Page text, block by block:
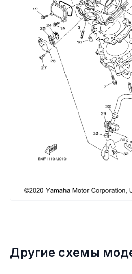
Топливная
Тормозная
Трансмиссия
Управление
Хранение и
Шноркели
Электрика
Другие схемы